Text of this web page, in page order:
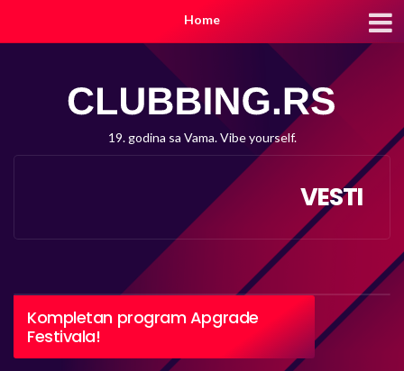
Home
19. godina sa Vama. Vibe yourself.
VESTI
Kompletan program Apgrade
Festivala!